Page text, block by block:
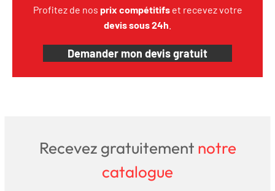
Profitez de nos prix compétitifset recevez votre
devis sous 24h
Demander mon devis gratuit
Recevez gratuitement notre
catalogue